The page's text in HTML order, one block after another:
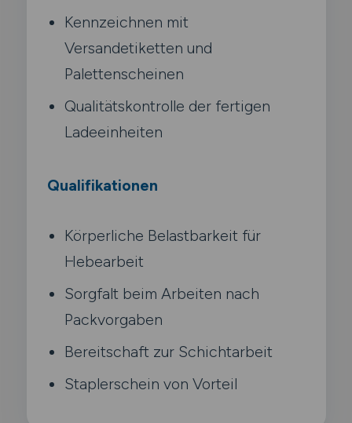
Kennzeichnen mit
Versandetiketten und
Palettenscheinen
Qualitätskontrolle der fertigen
Ladeeinheiten
Qualifikationen
Körperliche Belastbarkeit für
Hebearbeit
Sorgfalt beim Arbeiten nach
Packvorgaben
Bereitschaft zur Schichtarbeit
Staplerschein von Vorteil